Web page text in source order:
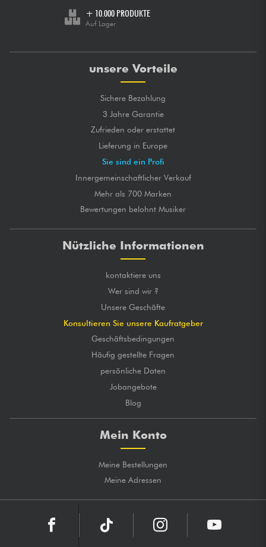
+ 10.000 PRODUKTE
Auf Lager
unsere Vorteile
Sichere Bezahlung
3 Jahre Garantie
Zufrieden oder erstattet
Lieferung in Europe
Sie sind ein Profi
Innergemeinschaftlicher Verkauf
Mehr als 700 Marken
Bewertungen belohnt Musiker
Nützliche Informationen
kontaktiere uns
Wer sind wir ?
Unsere Geschäfte
Konsultieren Sie unsere Kaufratgeber
Geschäftsbedingungen
Häufig gestellte Fragen
persönliche Daten
Jobangebote
Blog
Mein Konto
Meine Bestellungen
Meine Adressen